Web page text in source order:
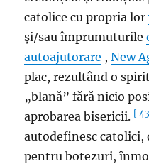
catolice cu propria lor
și/sau împrumuturile
autoajutorare ,New
plac, rezultând o
„blană” fără nicio
aprobarea bisericii.[
autodefinesc catolici,
pentru botezuri,